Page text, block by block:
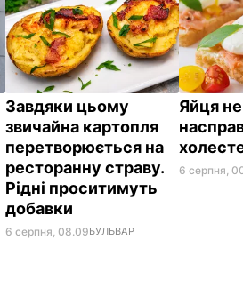
Завдяки цьому
звичайна картопля
перетворюється на
ресторанну страву.
Рідні проситимуть
добавки
6 серпня, 08.09БУЛЬВАР
Яйця
6 серпня,